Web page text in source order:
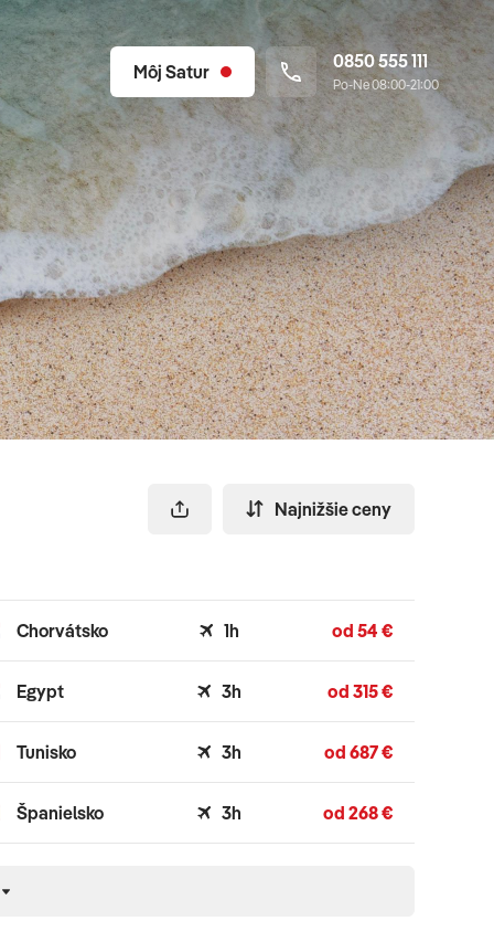
Môj Satur 0850 555 111
Po-Ne 08:00-21:00
Najnižšie ceny
Chorvátsko 1h od 54 €
Egypt 3h od 315 €
Tunisko 3h od 687 €
Španielsko 3h od 268 €